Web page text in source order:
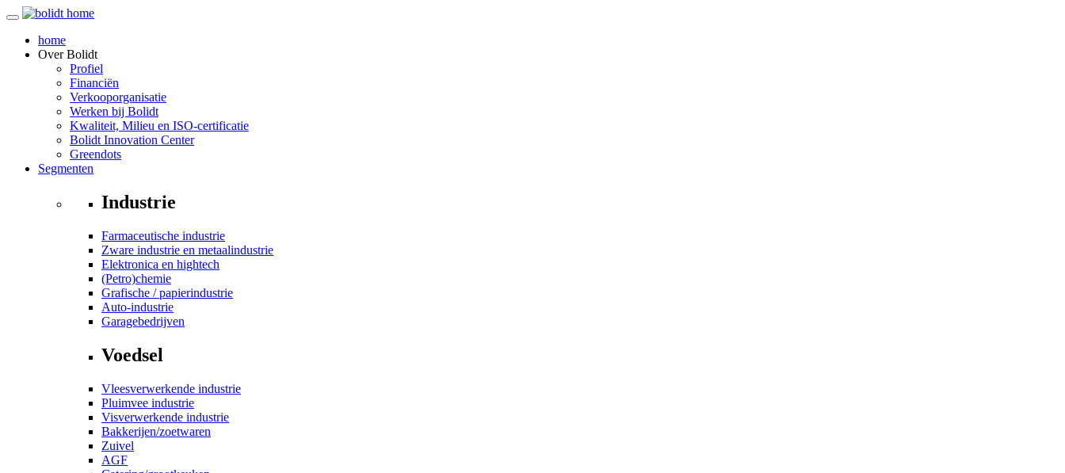
home
OverBolidt
Profiel
Financiën
Verkooporganisatie
Werken bij Bolidt
Kwaliteit, Milieu en ISO-certificatie
Bolidt Innovation Center
Greendots
Segmenten
Industrie
Farmaceutische industrie
Zware industrie en metaalindustrie
Elektronica en hightech
(Petro)chemie
Grafische / papierindustrie
Auto-industrie
Garagebedrijven
Voedsel
Vleesverwerkende industrie
Pluimvee industrie
Visverwerkende industrie
Bakkerijen/zoetwaren
Zuivel
AGF